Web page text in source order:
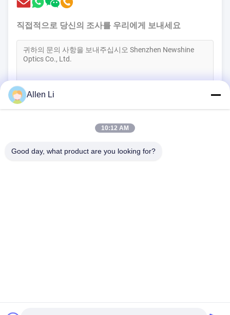
직접적으로 당신의 조사를 우리에게 보내세요
(0/3000)
지금 접촉하세요
Allen Li
10:12 AM
Good day, what product are you looking for?